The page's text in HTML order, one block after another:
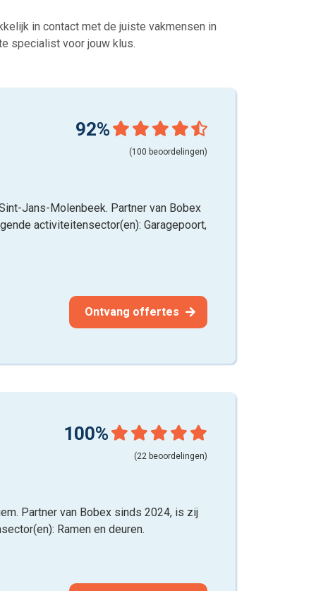
in contact met de juiste vakmensen in
specialist voor jouw klus.
92%
(100 beoordelingen)
Jans-Molenbeek. Partner van Bobex
activiteitensector(en): Garagepoort,
Ontvang offertes
100%
(22 beoordelingen)
Partner van Bobex sinds 2024, is zij
Ramen en deuren.